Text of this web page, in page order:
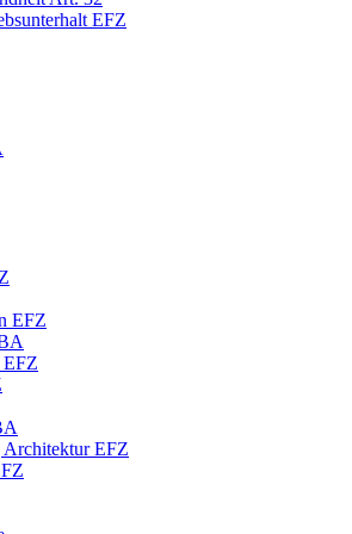
EFZ
EFZ
EFZ
Architektur EFZ